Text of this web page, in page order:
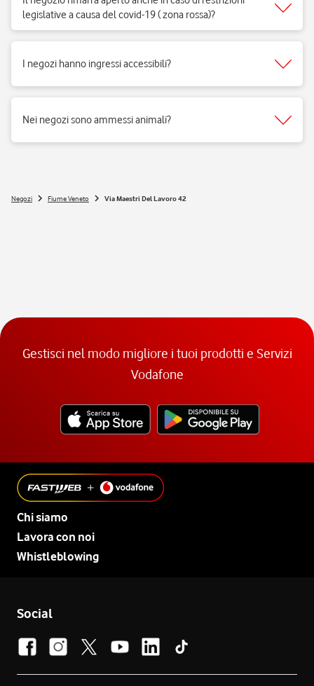
legislative a causa del covid-19 ( zona rossa)?
I negozi hanno ingressi accessibili?
Nei negozi sono ammessi animali?
Negozi Fiume Veneto Via Maestri Del Lavoro 42
Gestisci nel modo migliore i tuoi prodotti e Servizi
Vodafone
Chi siamo
Lavora con noi
Whistleblowing
Social